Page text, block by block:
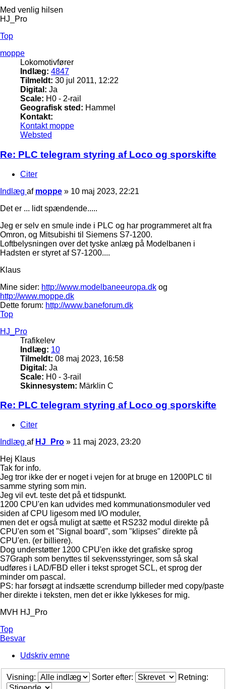
Med venlig hilsen
HJ_Pro
Top
moppe
Lokomotivfører
Indlæg: 4847
Tilmeldt: 30 jul 2011, 12:22
Digital: Ja
Scale: H0 - 2-rail
Geografisk sted: Hammel
Kontakt:
Kontakt moppe
Websted
Re: PLC telegram styring af Loco og sporskifte
Citer
Indlæg af moppe » 10 maj 2023, 22:21
Det er ... lidt spændende.....
Jeg er selv en smule inde i PLC og har programmeret alt fra
Omron, og Mitsubishi til Siemens S7-1200.
Loftbelysningen over det tyske anlæg på Modelbanen i
Hadsten er styret af S7-1200....
Klaus
Mine sider: http://www.modelbaneeuropa.dk og
http://www.moppe.dk
Dette forum: http://www.baneforum.dk
Top
HJ_Pro
Trafikelev
Indlæg: 10
Tilmeldt: 08 maj 2023, 16:58
Digital: Ja
Scale: H0 - 3-rail
Skinnesystem: Märklin C
Re: PLC telegram styring af Loco og sporskifte
Citer
Indlæg af HJ_Pro » 11 maj 2023, 23:20
Hej Klaus
Tak for info.
Jeg tror ikke der er noget i vejen for at bruge en 1200PLC til
samme styring som min.
Jeg vil evt. teste det på et tidspunkt.
1200 CPU'en kan udvides med kommunationsmoduler ved
siden af CPU ligesom med I/O moduler,
men det er også muligt at sætte et RS232 modul direkte på
CPU'en som et "Signal board", som "klipses" direkte på
CPU'en. (er billiere).
Dog understøtter 1200 CPU'en ikke det grafiske sprog
S7Graph som benyttes til sekvensstyringer, som så skal
udføres i LAD/FBD eller i tekst sproget SCL, et sprog der
minder om pascal.
PS: har forsøgt at indsætte screndump billeder med copy/paste
her direkte i teksten, men det er ikke lykkeses for mig.
MVH HJ_Pro
Top
Besvar
Udskriv emne
Visning: Sorter efter: Retning: